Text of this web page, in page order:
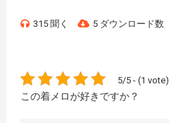
315 聞く 5 ダウンロード数
5/5 - (1 vote)
この着メロが好きですか？